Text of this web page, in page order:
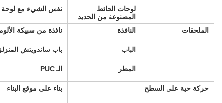
لوحات الحائط
المصنوعة من الحديد
نفس الشيء مع
الملحقات النافذة نافذة من سبيكة
الباب باب ساندويتش
المطر الـ PUC
حركة حية على السطح بناء على موقع البناء